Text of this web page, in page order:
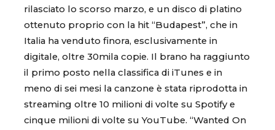
rilasciato lo scorso marzo, e un disco di platino
ottenuto proprio con la hit “Budapest”, che in
Italia ha venduto finora, esclusivamente in
digitale, oltre 30mila copie. Il brano ha raggiunto
il primo posto nella classifica di iTunes e in
meno di sei mesi la canzone è stata riprodotta in
streaming oltre 10 milioni di volte su Spotify e
cinque milioni di volte su YouTube. “Wanted On